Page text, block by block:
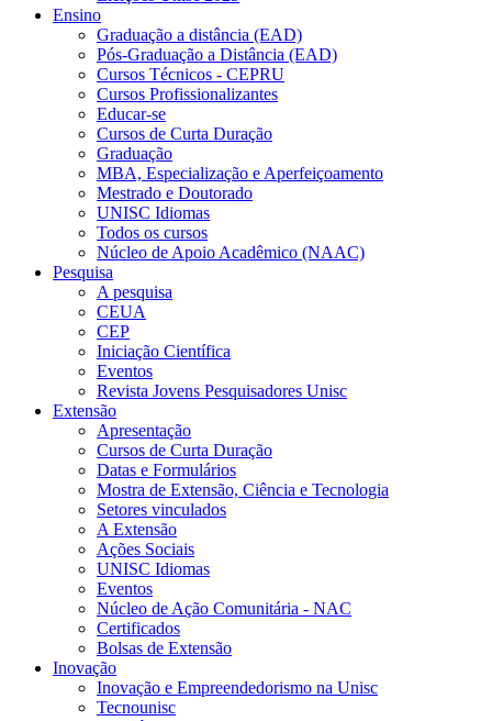
Ensino
Graduação a distância (EAD)
Pós-Graduação a Distância (EAD)
Cursos Técnicos - CEPRU
Cursos Profissionalizantes
Educar-se
Cursos de Curta Duração
Graduação
MBA, Especialização e Aperfeiçoamento
Mestrado e Doutorado
UNISC Idiomas
Todos os cursos
Núcleo de Apoio Acadêmico (NAAC)
Pesquisa
A pesquisa
CEUA
CEP
Iniciação Científica
Eventos
Revista Jovens Pesquisadores Unisc
Extensão
Apresentação
Cursos de Curta Duração
Datas e Formulários
Mostra de Extensão, Ciência e Tecnologia
Setores vinculados
A Extensão
Ações Sociais
UNISC Idiomas
Eventos
Núcleo de Ação Comunitária - NAC
Certificados
Bolsas de Extensão
Inovação
Inovação e Empreendedorismo na Unisc
Tecnounisc